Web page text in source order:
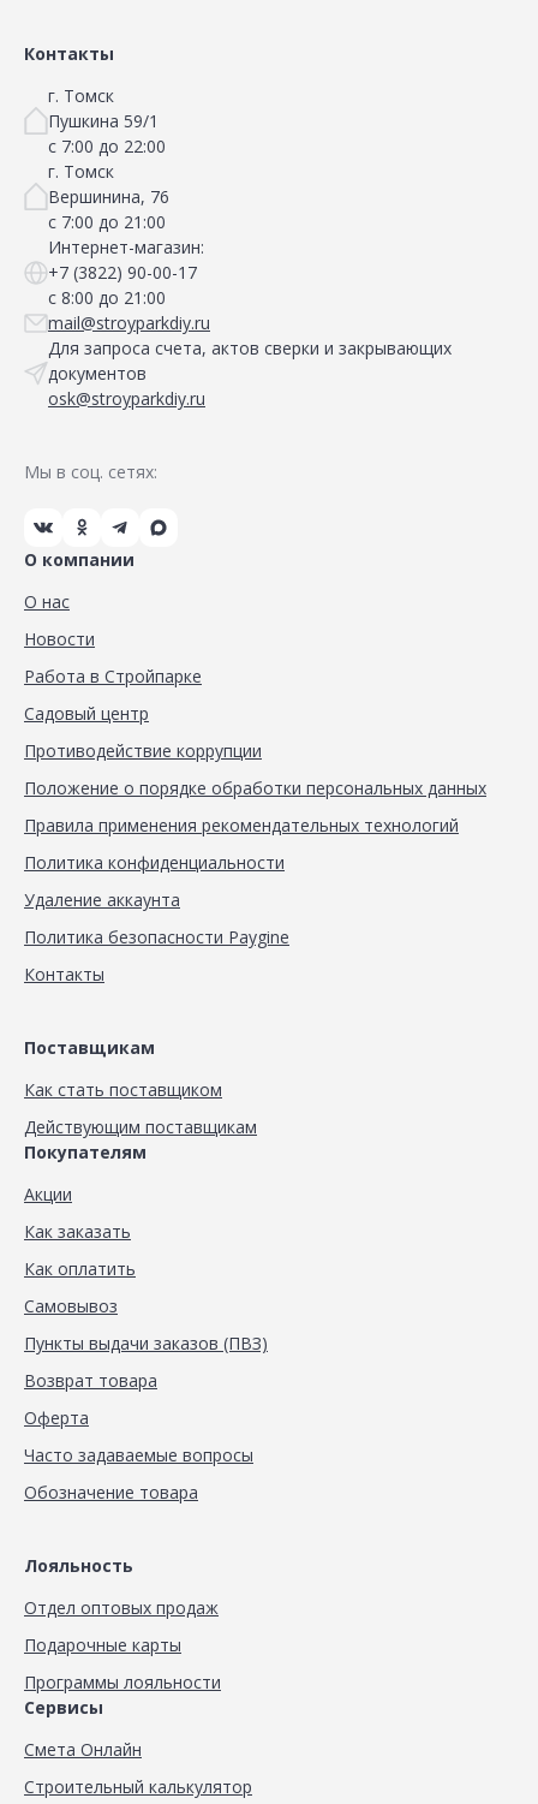
Контакты
г. Томск
Пушкина 59/1
с 7:00 до 22:00
г. Томск
Вершинина, 76
с 7:00 до 21:00
Интернет-магазин:
+7 (3822) 90-00-17
с 8:00 до 21:00
mail@stroyparkdiy.ru
Для запроса счета, актов сверки и закрывающих
документов
osk@stroyparkdiy.ru
Мы в соц. сетях:
О компании
О нас
Новости
Работа в Стройпарке
Садовый центр
Противодействие коррупции
Положение о порядке обработки персональных данных
Правила применения рекомендательных технологий
Политика конфиденциальности
Удаление аккаунта
Политика безопасности Paygine
Контакты
Поставщикам
Как стать поставщиком
Действующим поставщикам
Покупателям
Акции
Как заказать
Как оплатить
Самовывоз
Пункты выдачи заказов (ПВЗ)
Возврат товара
Оферта
Часто задаваемые вопросы
Обозначение товара
Лояльность
Отдел оптовых продаж
Подарочные карты
Программы лояльности
Сервисы
Смета Онлайн
Строительный калькулятор